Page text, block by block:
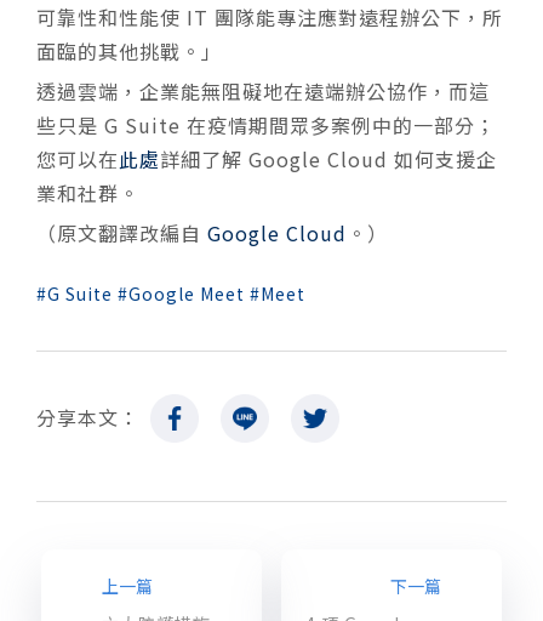
可靠性和性能使 IT 團隊能專注應對遠程辦公下，所
面臨的其他挑戰。」
透過雲端，企業能無阻礙地在遠端辦公協作，而這
些只是 G Suite 在疫情期間眾多案例中的一部分；
您可以在此處詳細了解 Google Cloud 如何支援企
業和社群。
（原文翻譯改編自 Google Cloud 。）
G Suite Google Meet Meet
分享本文：
上一篇
下一篇